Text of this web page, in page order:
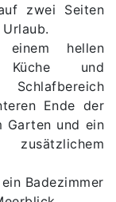
zwei Seiten
hellen
und
Schlafbereich
Ende der
Garten und ein
Badezimmer